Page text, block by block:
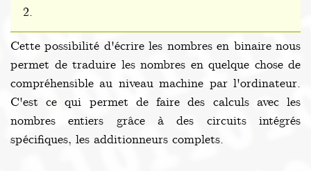
2.
Cette possibilité d'écrire les nombres en binaire nous
permet de traduire les nombres en quelque chose de
compréhensible au niveau machine par l'ordinateur.
C'est ce qui permet de faire des calculs avec les
nombres entiers grâce à des circuits intégrés
spécifiques, les additionneurs complets.